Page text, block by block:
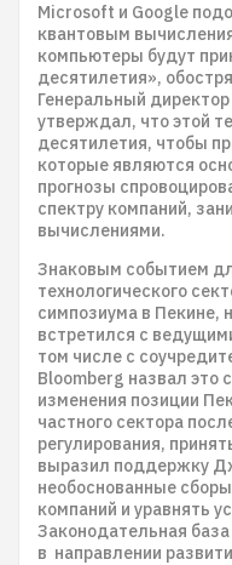
Microsoft и Google
квантовым
компьютеры будут
десятилетия»,
Генеральный
утверждал, что этой
десятилетия, чтобы
которые являются
прогнозы
спектру компаний,
вычислениями.
Знаковым событием
технологического
симпозиума в Пекине,
встретился с
том числе с
Bloomberg назвал
изменения позиции
частного сектора
регулирования,
выразил поддержку
необоснованные
компаний и уравнять
Законодательная
в направлении